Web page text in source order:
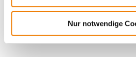
Nur notwendige
37536000A